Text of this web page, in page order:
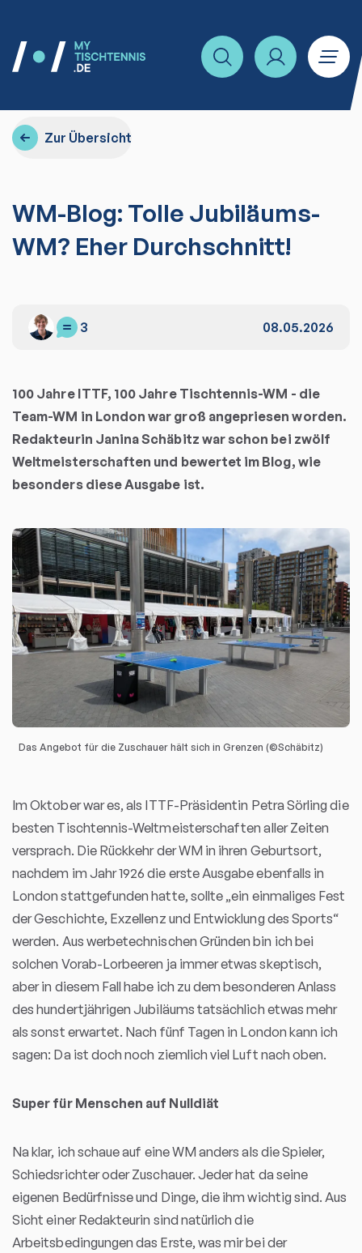
Zur Übersicht
WM-Blog: Tolle Jubiläums-
WM? Eher Durchschnitt!
3 08.05.2026
100 Jahre ITTF, 100 Jahre Tischtennis-WM - die
Team-WM in London war groß angepriesen worden.
Redakteurin Janina Schäbitz war schon bei zwölf
Weltmeisterschaften und bewertet im Blog, wie
besonders diese Ausgabe ist.
Das Angebot für die Zuschauer hält sich in Grenzen (©Schäbitz)
Im Oktober war es, als ITTF-Präsidentin Petra Sörling die
besten Tischtennis-Weltmeisterschaften aller Zeiten
versprach. Die Rückkehr der WM in ihren Geburtsort,
nachdem im Jahr 1926 die erste Ausgabe ebenfalls in
London stattgefunden hatte, sollte „ein einmaliges Fest
der Geschichte, Exzellenz und Entwicklung des Sports“
werden. Aus werbetechnischen Gründen bin ich bei
solchen Vorab-Lorbeeren ja immer etwas skeptisch,
aber in diesem Fall habe ich zu dem besonderen Anlass
des hundertjährigen Jubiläums tatsächlich etwas mehr
als sonst erwartet. Nach fünf Tagen in London kann ich
sagen: Da ist doch noch ziemlich viel Luft nach oben.
Super für Menschen auf Nulldiät
Na klar, ich schaue auf eine WM anders als die Spieler,
Schiedsrichter oder Zuschauer. Jeder hat da seine
eigenen Bedürfnisse und Dinge, die ihm wichtig sind. Aus
Sicht einer Redakteurin sind natürlich die
Arbeitsbedingungen das Erste, was mir bei der